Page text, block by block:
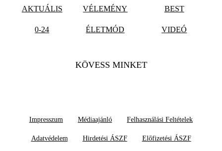
AKTUÁLIS VÉLEMÉNY BEST
0-24 ÉLETMÓD VIDEÓ
KÖVESS MINKET
Impresszum Médiaajánló Felhasználási Feltételek
Adatvédelem Hirdetési ÁSZF Előfizetési ÁSZF